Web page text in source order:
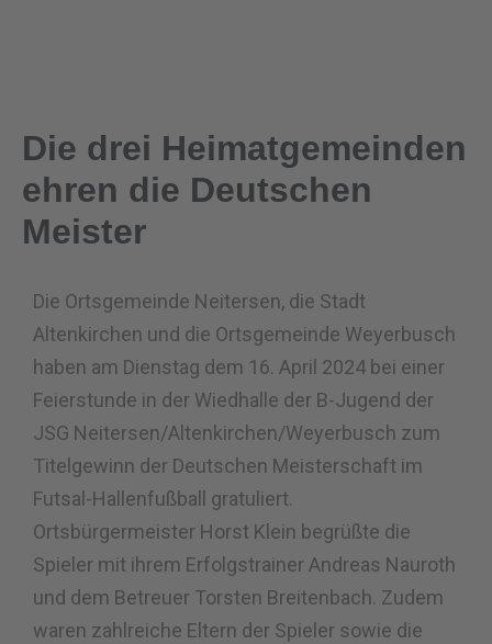
Die drei Heimatgemeinden
ehren die Deutschen
Meister
Die Ortsgemeinde Neitersen, die Stadt
Altenkirchen und die Ortsgemeinde Weyerbusch
haben am Dienstag dem 16. April 2024 bei einer
Feierstunde in der Wiedhalle der B-Jugend der
JSG Neitersen/Altenkirchen/Weyerbusch zum
Titelgewinn der Deutschen Meisterschaft im
Futsal-Hallenfußball gratuliert.
Ortsbürgermeister Horst Klein begrüßte die
Spieler mit ihrem Erfolgstrainer Andreas Nauroth
und dem Betreuer Torsten Breitenbach. Zudem
waren zahlreiche Eltern der Spieler sowie die